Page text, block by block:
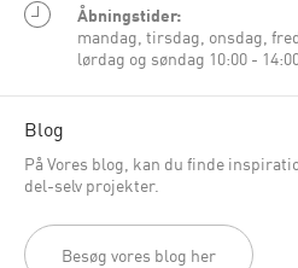
Åbningstider:
mandag, tirsdag, onsdag,
lørdag og søndag 10:00 -
Blog
På Vores blog, kan du finde
del-selv projekter.
Besøg vores blog her